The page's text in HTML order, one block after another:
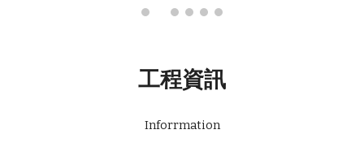
工程資訊
Inforrmation